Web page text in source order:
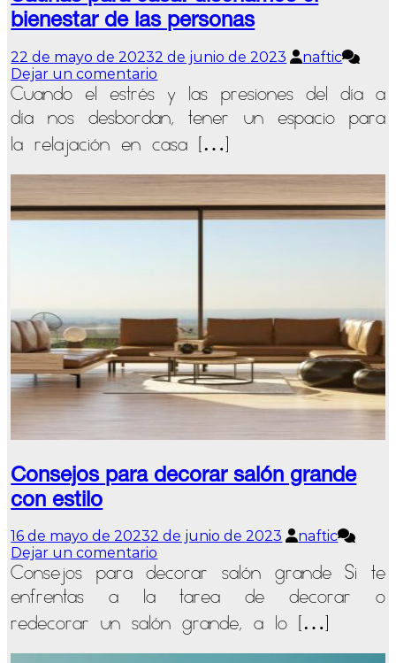
bienestar de las personas
22 de mayo de 20232 de junio de 2023
naftic
Dejar un comentario
Saunas
para
casa:
diseñamos
bienestar
las
personas
Cuando el estrés y las presiones del día a
día nos desbordan, tener un espacio para
la relajación en casa […]
Consejos para decorar salón grande
con estilo
16 de mayo de 20232 de junio de 2023
naftic
Dejar un comentario
Consejos
para
decorar
salón
grande
con
Consejos para decorar salón grande Si te
enfrentas a la tarea de decorar o
redecorar un salón grande, a lo […]